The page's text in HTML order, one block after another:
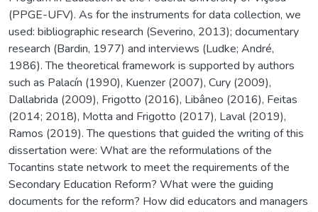
(PPGE-UFV). As for the instruments for data collection, we
used: bibliographic research (Severino, 2013); documentary
research (Bardin, 1977) and interviews (Ludke; André,
1986). The theoretical framework is supported by authors
such as Palacín (1990), Kuenzer (2007), Cury (2009),
Dallabrida (2009), Frigotto (2016), Libâneo (2016), Feitas
(2014; 2018), Motta and Frigotto (2017), Laval (2019),
Ramos (2019). The questions that guided the writing of this
dissertation were: What are the reformulations of the
Tocantins state network to meet the requirements of the
Secondary Education Reform? What were the guiding
documents for the reform? How did educators and managers